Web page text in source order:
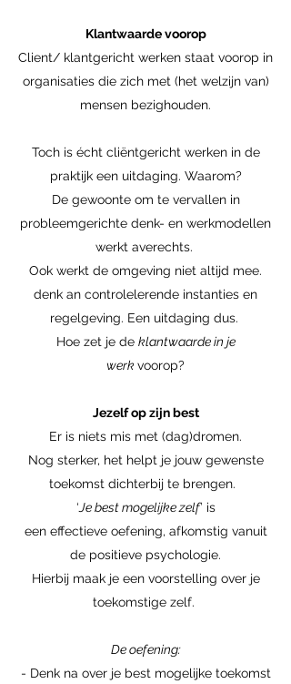
Klantwaarde voorop
Client/ klantgericht werken staat voorop in
organisaties die zich met (het welzijn van)
mensen bezighouden.
Toch is écht cliëntgericht werken in de
praktijk een uitdaging. Waarom?
De gewoonte om te vervallen in
probleemgerichte denk- en werkmodellen
werkt averechts.
Ook werkt de omgeving niet altijd mee.
denk an controlelerende instanties en
regelgeving. Een uitdaging dus.
Hoe zet je de klantwaarde in je
werk voorop?
Jezelf op zijn best
Er is niets mis met (dag)dromen.
Nog sterker, het helpt je jouw gewenste
toekomst dichterbij te brengen.
‘ Je best mogelijke zelf’ is
een effectieve oefening, afkomstig vanuit
de positieve psychologie.
Hierbij maak je een voorstelling over je
toekomstige zelf.
De oefening:
- Denk na over je best mogelijke toekomst